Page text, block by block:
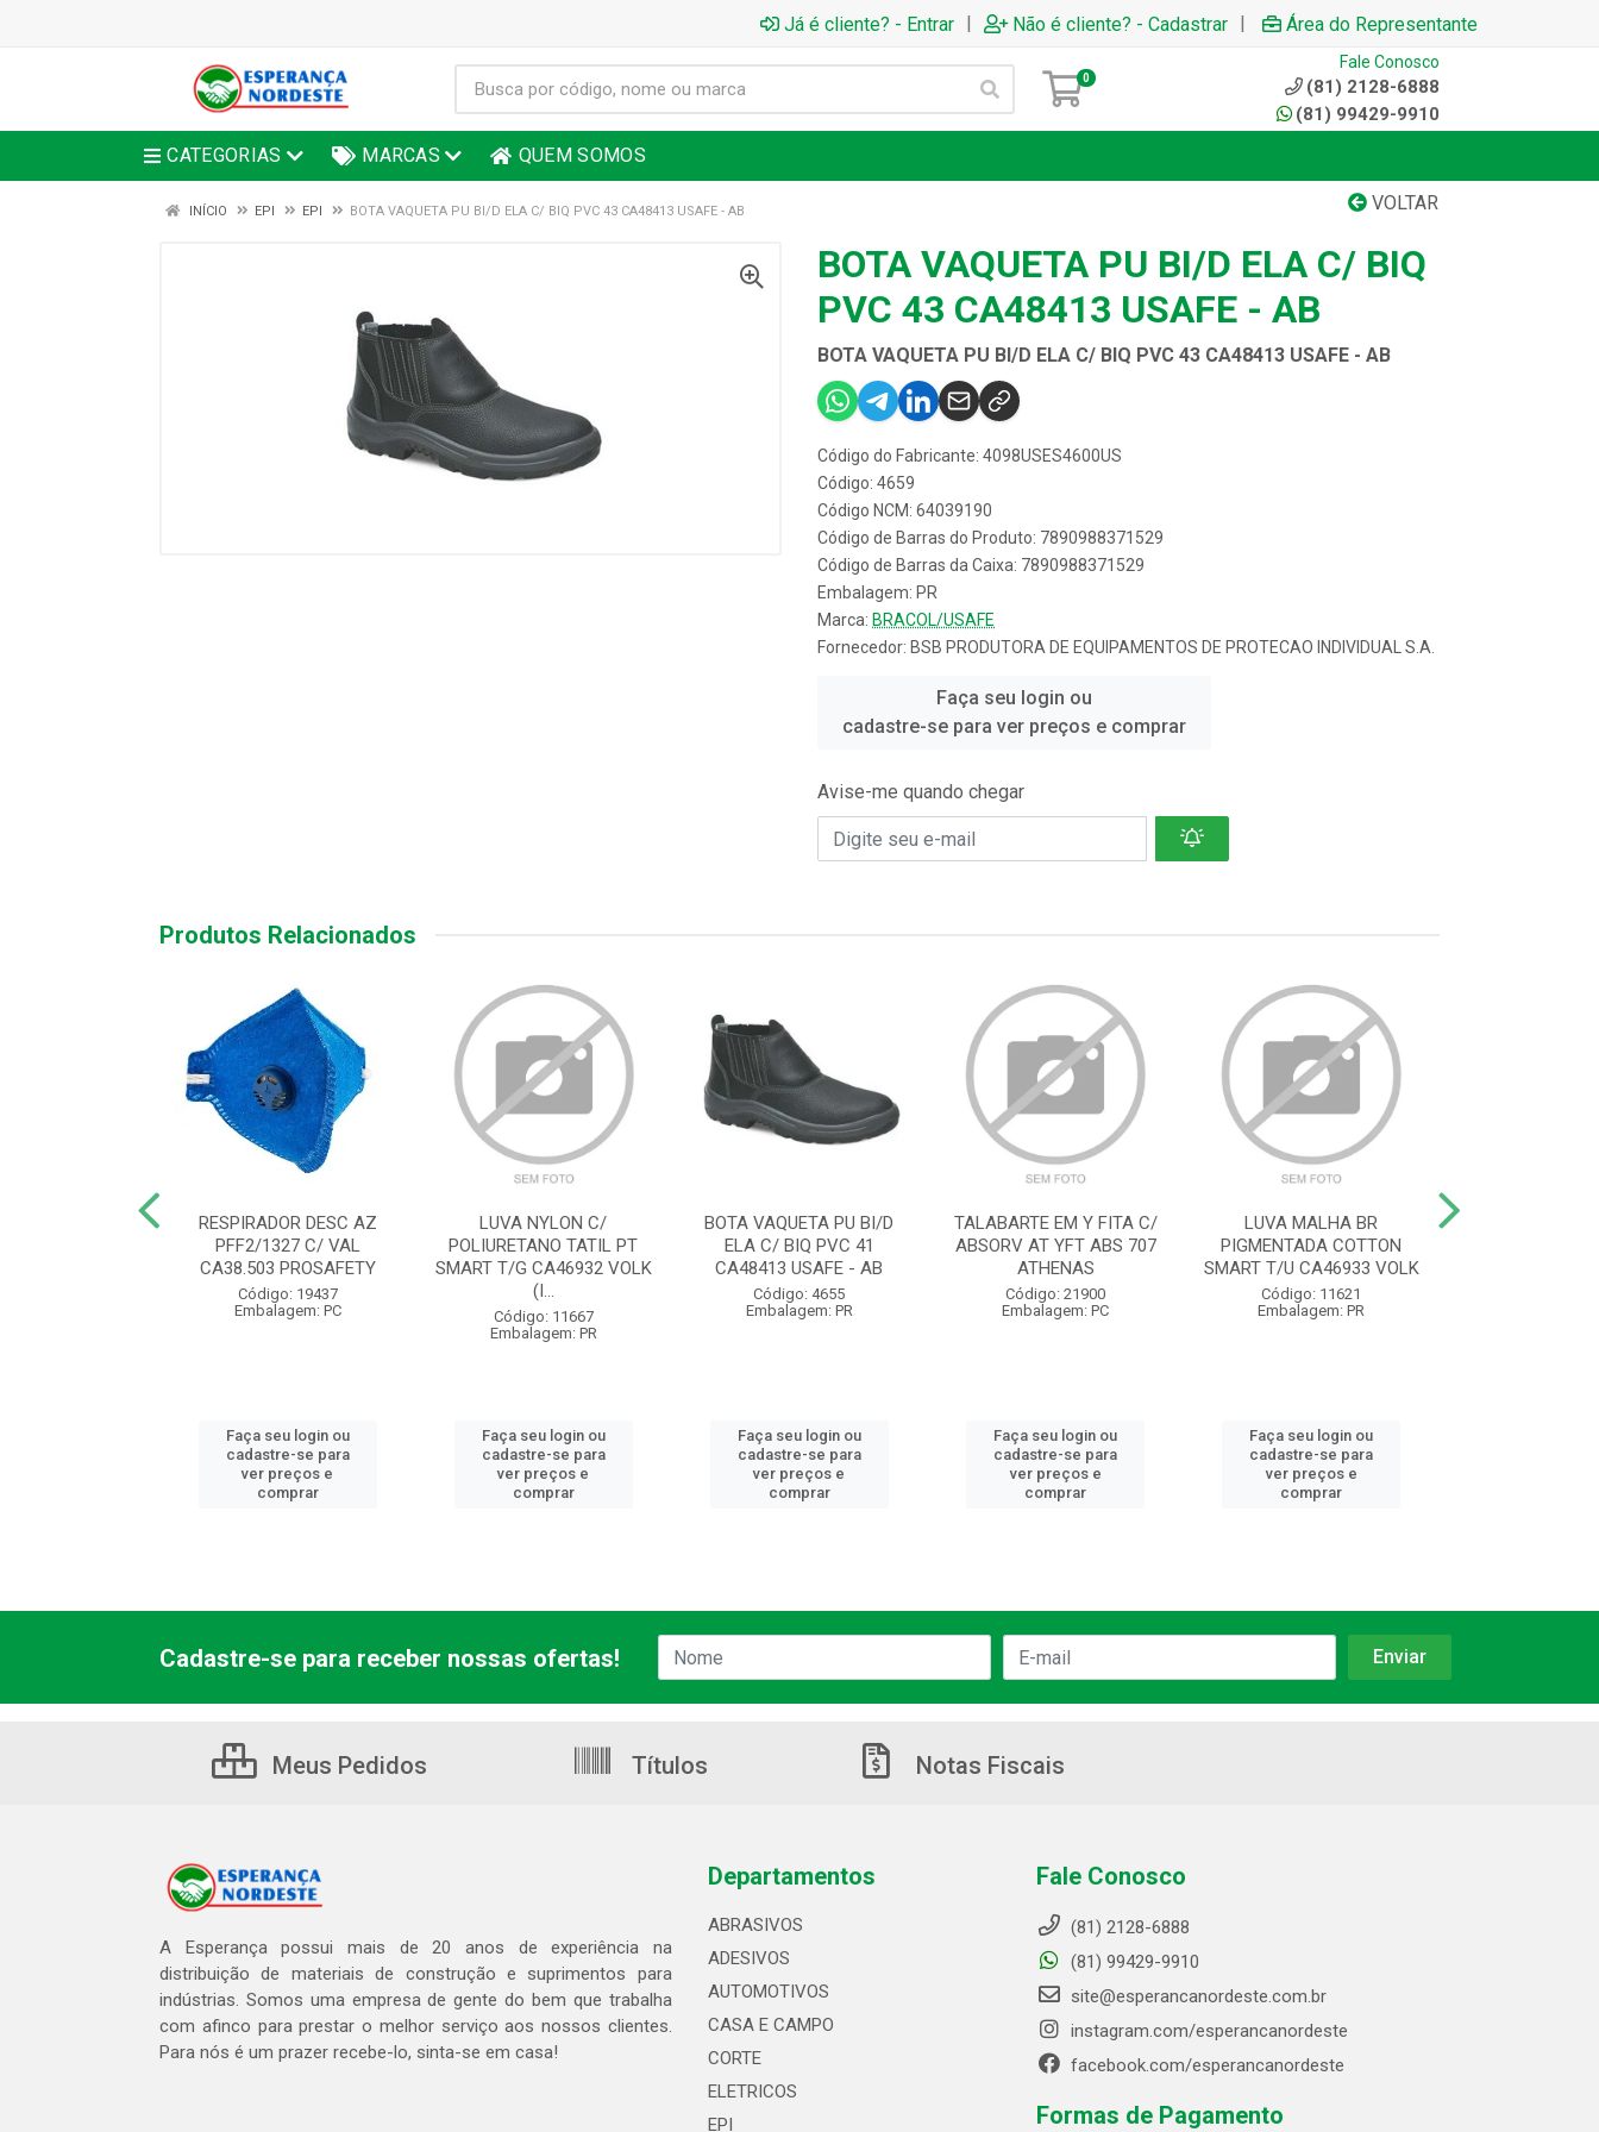
Já é cliente? - Entrar | Não é cliente? - Cadastrar | Área do Representante
0
Fale Conosco
(81) 2128-6888
(81) 99429-9910
CATEGORIAS MARCAS QUEM SOMOS
VOLTAR
INÍCIO EPI EPI BOTA VAQUETA PU BI/D ELA C/ BIQ PVC 43 CA48413 USAFE - AB
BOTA VAQUETA PU BI/D ELA C/ BIQ
PVC 43 CA48413 USAFE - AB
BOTA VAQUETA PU BI/D ELA C/ BIQ PVC 43 CA48413 USAFE - AB
Código do Fabricante: 4098USES4600US
Código: 4659
Código NCM: 64039190
Código de Barras do Produto: 7890988371529
Código de Barras da Caixa: 7890988371529
Embalagem: PR
Marca: BRACOL/USAFE
Fornecedor: BSB PRODUTORA DE EQUIPAMENTOS DE PROTECAO INDIVIDUAL S.A.
Faça seu login ou
cadastre-se para ver preços e comprar
Avise-me quando chegar
Produtos Relacionados
RESPIRADOR DESC AZ
PFF2/1327 C/ VAL
CA38.503 PROSAFETY
Código: 19437
Embalagem: PC
Faça seu login ou
cadastre-se para
ver preços e
comprar
LUVA NYLON C/
POLIURETANO TATIL PT
SMART T/G CA46932 VOLK
(I...
Código: 11667
Embalagem: PR
Faça seu login ou
cadastre-se para
ver preços e
comprar
BOTA VAQUETA PU BI/D
ELA C/ BIQ PVC 41
CA48413 USAFE - AB
Código: 4655
Embalagem: PR
Faça seu login ou
cadastre-se para
ver preços e
comprar
TALABARTE EM Y FITA C/
ABSORV AT YFT ABS 707
ATHENAS
Código: 21900
Embalagem: PC
Faça seu login ou
cadastre-se para
ver preços e
comprar
LUVA MALHA BR
PIGMENTADA COTTON
SMART T/U CA46933 VOLK
Código: 11621
Embalagem: PR
Faça seu login ou
cadastre-se para
ver preços e
comprar
Cadastre-se para receber nossas ofertas!
Meus Pedidos Títulos Notas Fiscais
A Esperança possui mais de 20 anos de experiência na
distribuição de materiais de construção e suprimentos para
indústrias. Somos uma empresa de gente do bem que trabalha
com afinco para prestar o melhor serviço aos nossos clientes.
Para nós é um prazer recebe-lo, sinta-se em casa!
Departamentos
ABRASIVOS
ADESIVOS
AUTOMOTIVOS
CASA E CAMPO
CORTE
ELETRICOS
EPI
Fale Conosco
(81) 2128-6888
(81) 99429-9910
site@esperancanordeste.com.br
instagram.com/esperancanordeste
facebook.com/esperancanordeste
Formas de Pagamento